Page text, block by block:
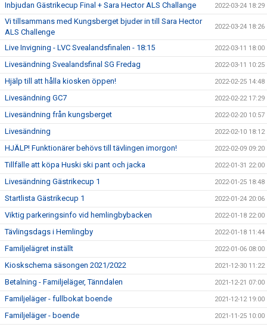
Inbjudan Gästrikecup Final + Sara Hector ALS Challange 2022-03-24 18:29
Vi tillsammans med Kungsberget bjuder in till Sara Hector
ALS Challenge
2022-03-24 18:26
Live Invigning - LVC Svealandsfinalen - 18:15 2022-03-11 18:00
Livesändning Svealandsfinal SG Fredag 2022-03-11 10:25
Hjälp till att hålla kiosken öppen! 2022-02-25 14:48
Livesändning GC7 2022-02-22 17:29
Livesändning från kungsberget 2022-02-20 10:57
Livesändning 2022-02-10 18:12
HJÄLP! Funktionärer behövs till tävlingen imorgon! 2022-02-09 09:20
Tillfälle att köpa Huski ski pant och jacka 2022-01-31 22:00
Livesändning Gästrikecup 1 2022-01-25 18:48
Startlista Gästrikecup 1 2022-01-24 20:06
Viktig parkeringsinfo vid hemlingbybacken 2022-01-18 22:00
Tävlingsdags i Hemlingby 2022-01-18 11:44
Familjelägret inställt 2022-01-06 08:00
Kioskschema säsongen 2021/2022 2021-12-30 11:22
Betalning - Familjeläger, Tänndalen 2021-12-21 07:00
Familjeläger - fullbokat boende 2021-12-12 19:00
Familjeläger - boende 2021-11-25 10:00